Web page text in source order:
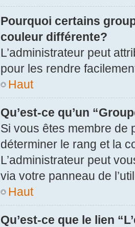
Pourquoi certains
couleur différente?
L’administrateur peut
pour les rendre
Haut
Qu’est-ce qu’un
Si vous êtes membre de
déterminer le rang et la
L’administrateur peut
via votre panneau de
Haut
Qu’est-ce que le lien